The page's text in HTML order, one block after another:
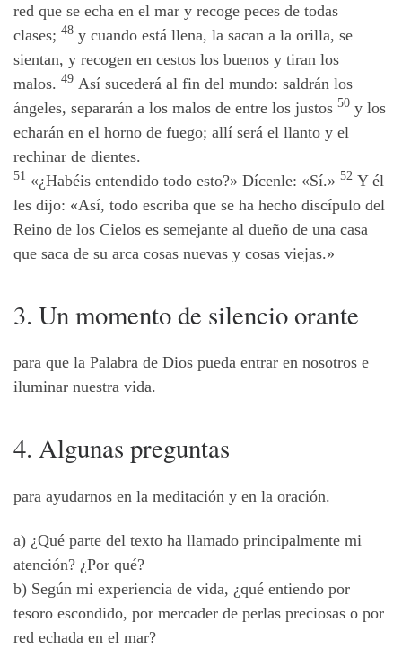
red que se echa en el mar y recoge peces de todas
clases; 48 y cuando está llena, la sacan a la orilla, se
sientan, y recogen en cestos los buenos y tiran los
malos. 49 Así sucederá al fin del mundo: saldrán los
ángeles, separarán a los malos de entre los justos 50 y los
echarán en el horno de fuego; allí será el llanto y el
rechinar de dientes.
51 «¿Habéis entendido todo esto?» Dícenle: «Sí.» 52 Y él
les dijo: «Así, todo escriba que se ha hecho discípulo del
Reino de los Cielos es semejante al dueño de una casa
que saca de su arca cosas nuevas y cosas viejas.»
3. Un momento de silencio orante
para que la Palabra de Dios pueda entrar en nosotros e
iluminar nuestra vida.
4. Algunas preguntas
para ayudarnos en la meditación y en la oración.
a) ¿Qué parte del texto ha llamado principalmente mi
atención? ¿Por qué?
b) Según mi experiencia de vida, ¿qué entiendo por
tesoro escondido, por mercader de perlas preciosas o por
red echada en el mar?